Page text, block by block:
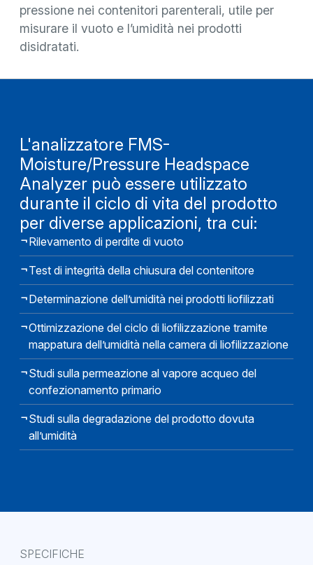
pressione nei contenitori parenterali, utile per
misurare il vuoto e l’umidità nei prodotti
disidratati.
L'analizzatore FMS-
Moisture/Pressure Headspace
Analyzer può essere utilizzato
durante il ciclo di vita del prodotto
per diverse applicazioni, tra cui:
Rilevamento di perdite di vuoto
Test di integrità della chiusura del contenitore
Determinazione dell’umidità nei prodotti liofilizzati
Ottimizzazione del ciclo di liofilizzazione tramite
mappatura dell’umidità nella camera di liofilizzazione
Studi sulla permeazione al vapore acqueo del
confezionamento primario
Studi sulla degradazione del prodotto dovuta
all’umidità
SPECIFICHE